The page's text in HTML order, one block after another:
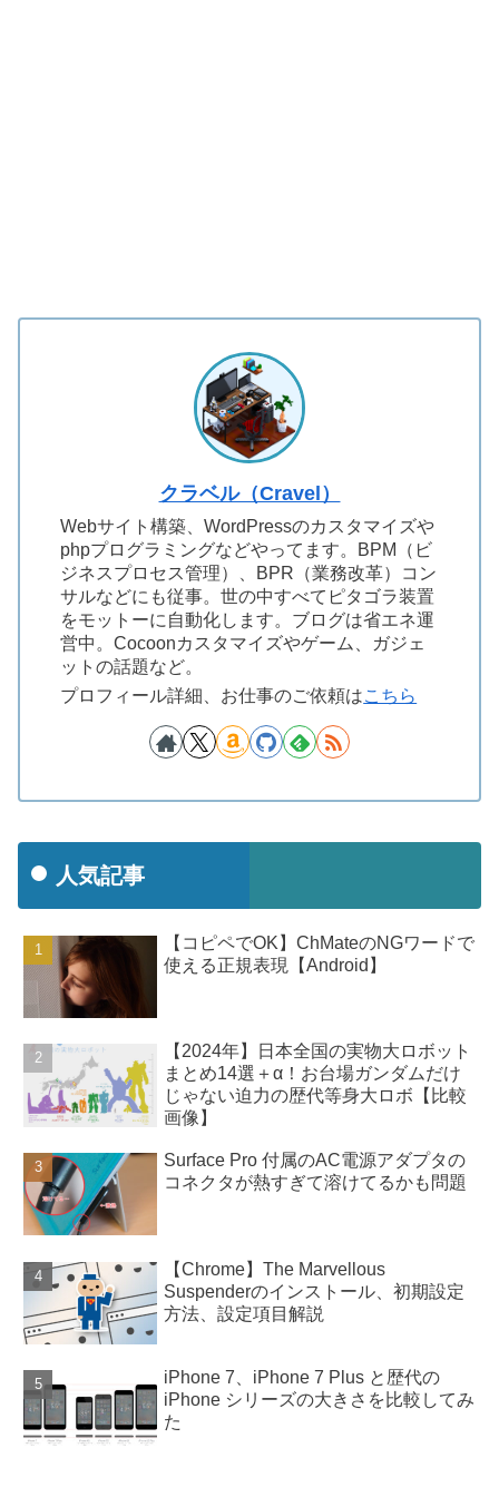
クラベル（Cravel）
Webサイト構築、WordPressのカスタマイズや
phpプログラミングなどやってます。BPM（ビ
ジネスプロセス管理）、BPR（業務改革）コン
サルなどにも従事。世の中すべてピタゴラ装置
をモットーに自動化します。ブログは省エネ運
営中。Cocoonカスタマイズやゲーム、ガジェ
ットの話題など。
プロフィール詳細、お仕事のご依頼はこちら
人気記事
【コピペでOK】ChMateのNGワードで
使える正規表現【Android】
【2024年】日本全国の実物大ロボット
まとめ14選＋α！お台場ガンダムだけ
じゃない迫力の歴代等身大ロボ【比較
画像】
Surface Pro 付属のAC電源アダプタの
コネクタが熱すぎて溶けてるかも問題
【Chrome】The Marvellous
Suspenderのインストール、初期設定
方法、設定項目解説
iPhone 7、iPhone 7 Plus と歴代の
iPhone シリーズの大きさを比較してみ
た